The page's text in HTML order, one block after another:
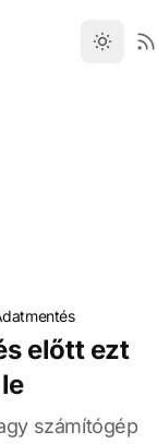
előtt ezt
számítógép